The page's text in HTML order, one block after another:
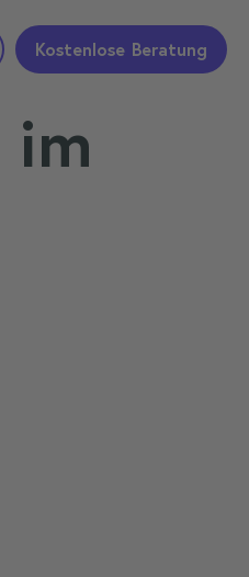
Kostenlose Beratung
im